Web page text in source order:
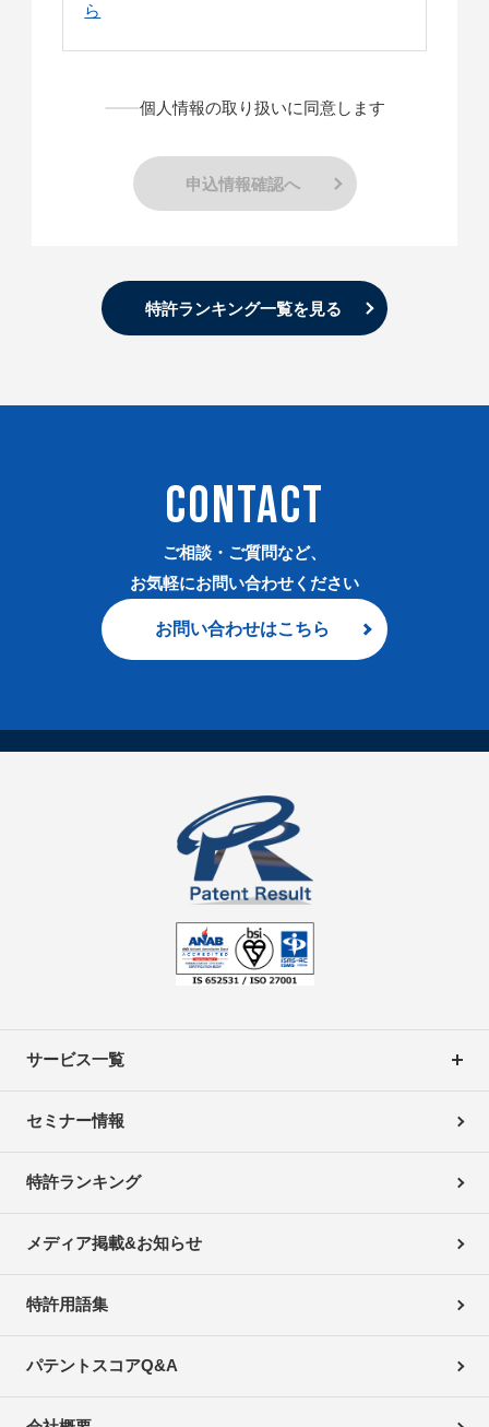
ら
個人情報の取り扱いに同意します
申込情報確認へ
特許ランキング一覧を見る
ご相談・ご質問など、
お気軽にお問い合わせください
CONTACT
お問い合わせはこちら
サービス一覧
セミナー情報
特許ランキング
メディア掲載&お知らせ
特許用語集
パテントスコアQ&A